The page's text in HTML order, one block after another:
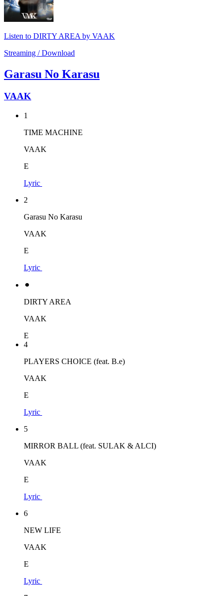
Listen to DIRTY AREA by VAAK
Streaming / Download
Garasu No Karasu
VAAK
1
TIME MACHINE
VAAK
E
Lyric
2
Garasu No Karasu
VAAK
E
Lyric
⚫︎
DIRTY AREA
VAAK
E
4
PLAYERS CHOICE (feat. B.e)
VAAK
E
Lyric
5
MIRROR BALL (feat. SULAK & ALCI)
VAAK
E
Lyric
6
NEW LIFE
VAAK
E
Lyric